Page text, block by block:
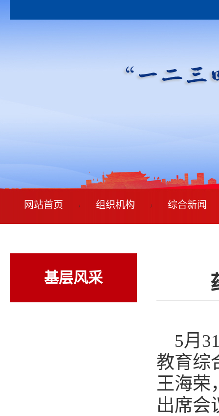
网站首页 / 组织机构 / 综合新闻
基层风采
5月
教育综
王海荣
出席会